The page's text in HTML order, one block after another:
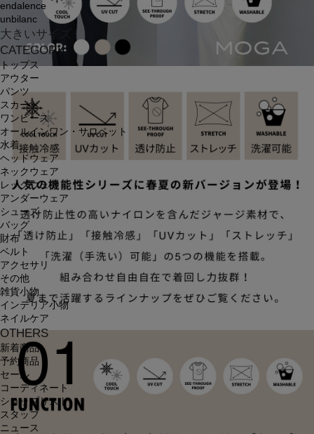
endalence
unbilanc
大きいサイズ
CATEGORY
トップス
アウター
パンツ
スカート
ワンピース
オールインワン・サロペット
水着
ヘッドウェア
ネックウェア
レッグウェア
アンダーウェア
シューズ
バッグ
財布
ベルト
アクセサリ
その他
雑貨小物
インテリア小物
ネイルケア
OTHERS
新着商品
予約商品
セール
コーディネート
ショップリスト
スタッフ
ニュース